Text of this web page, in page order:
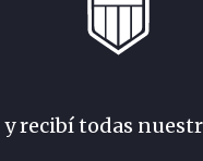
recibí todas